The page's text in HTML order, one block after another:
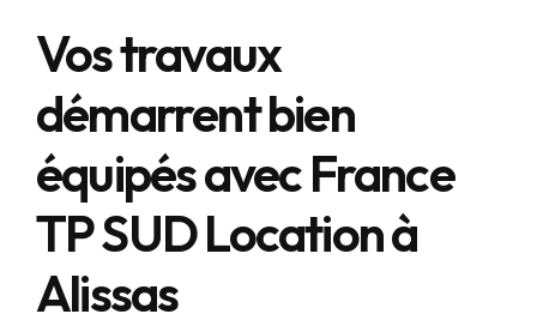
Vos travaux
démarrent bien
équipés avec France
TP SUD Location à
Alissas